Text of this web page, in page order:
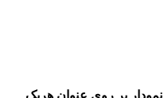
بر روی عنوان هریک